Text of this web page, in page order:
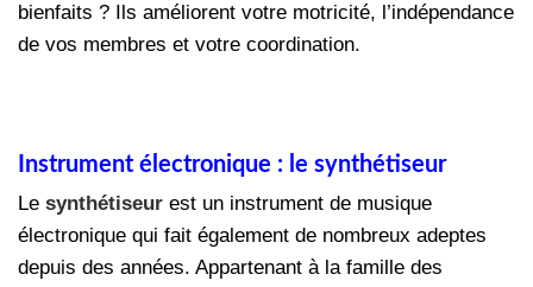
bienfaits ? Ils améliorent votre motricité, l’indépendance
de vos membres et votre coordination.
Instrument électronique : le synthétiseur
Le synthétiseur est un instrument de musique
électronique qui fait également de nombreux adeptes
depuis des années. Appartenant à la famille des